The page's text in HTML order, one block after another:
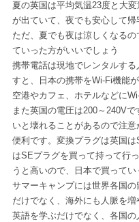
夏の英国は平均気温23度と大
が出ていて、夜でも安心して
ただ、夏でも夜は涼しくなる
ていった方がいいでしょう
携帯電話は現地でレンタルす
すと、日本の携帯をWi-Fi機能
空港やカフェ、ホテルなどに
また英国の電圧は200～240V
いと壊れることがあるので注
便利です。変換プラグは英国
はSEプラグを買って持って行
うと高いので、日本で買ってい
サマーキャンプには世界各国
だけでなく、海外にも人脈を増
英語を学ぶだけでなく、各国